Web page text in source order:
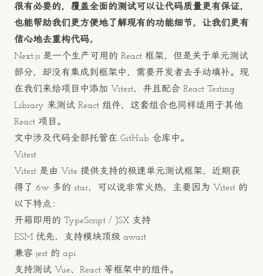
很有必要的，覆盖全面的测试可以让代码质量更有保证，
也能帮助我们更方便地了解现有的功能细节，让我们更有
信心地去重构代码。
Next.js 是一个生产可用的 React 框架，但是关于单元测试
部分，却没有集成到框架中，需要开发者去手动填补。现
在我们来给项目中添加 Vitest，并且配合 React Testing
Library 来测试 React 组件，这套组合也同样适用于其他
React 项目。
文中涉及代码全部托管在 GitHub 仓库中。
Vitest
Vitest 是由 Vite 提供支持的极速单元测试框架，近期获
得了 6w 多的 star，可以说非常火热，主要因为 Vitest 的
以下特点：
开箱即用的 TypeScript / JSX 支持
ESM 优先，支持模块顶级 await
兼容 jest 的 api
支持测试 Vue、React 等框架中的组件。